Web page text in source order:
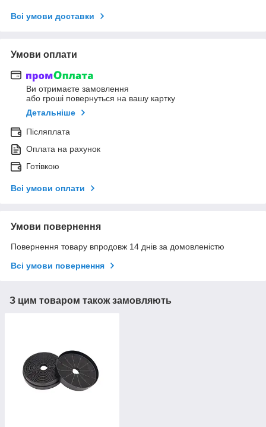
Всі умови доставки
Умови оплати
Ви отримаєте замовлення
або гроші повернуться на вашу картку
Детальніше
Післяплата
Оплата на рахунок
Готівкою
Всі умови оплати
Умови повернення
Повернення товару впродовж 14 днів за домовленістю
Всі умови повернення
З цим товаром також замовляють